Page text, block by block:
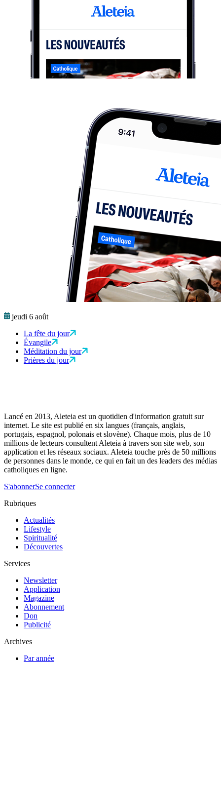
jeudi 6 août
La fête du jour
Évangile
Méditation du jour
Prières du jour
Lancé en 2013, Aleteia est un quotidien d'information gratuit sur
internet. Le site est publié en six langues (français, anglais,
portugais, espagnol, polonais et slovène). Chaque mois, plus de 10
millions de lecteurs consultent Aleteia à travers son site web, son
application et les réseaux sociaux. Aleteia touche près de 50 millions
de personnes dans le monde, ce qui en fait un des leaders des médias
catholiques en ligne.
S'abonnerSe connecter
Rubriques
Actualités
Lifestyle
Spiritualité
Découvertes
Services
Newsletter
Application
Magazine
Abonnement
Don
Publicité
Archives
Par année